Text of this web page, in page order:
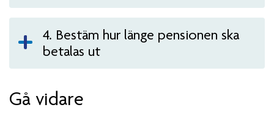
4. Bestäm hur länge pensionen ska
betalas ut
Gå vidare